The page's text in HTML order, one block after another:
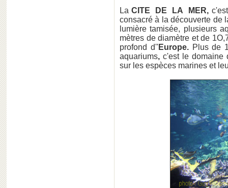
LaCITE DE LA MER,
consacré à la découverte de
lumière tamisée, plusieurs
mètres de diamètre et de
profond d''Europe. Plus de
aquariums, c'est le domaine
sur les espèces marines et